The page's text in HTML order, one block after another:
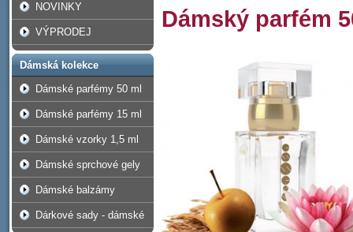
NOVINKY
VÝPRODEJ
Dámská kolekce
Dámské parfémy 50 ml
Dámské parfémy 15 ml
Dámské vzorky 1,5 ml
Dámské sprchové gely
Dámské balzámy
Dárkové sady - dámské
Dámský parfém